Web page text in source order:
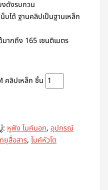
งดังรบกวน
ได้ ฐานคลิปเป็นฐานเหล็ก
ากถึง 165 เซนติเมตร
คลิปเหล็ก ชิ้น
:หูฟัง ไมค์นอก,อุปกรณ์
ยุสื่อสาร,ไมค์หัวโต